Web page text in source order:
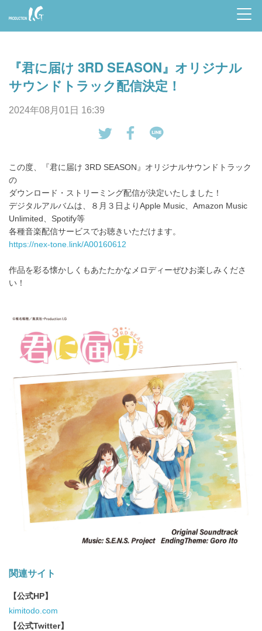
Prod
n I.G
『君に届け 3RD SEASON』オリジナル
サウンドトラック配信決定！
2024年08月01日 16:39
る
ok
で
ェ
る
送
る
この度、『君に届け 3RD SEASON』オリジナルサウンドトラック
の
ダウンロード・ストリーミング配信が決定いたしました！
デジタルアルバムは、８月３日よりApple Music、Amazon Music
Unlimited、Spotify等
各種音楽配信サービスでお聴きいただけます。
https://nex-tone.link/A00160612
作品を彩る懐かしくもあたたかなメロディーぜひお楽しみくださ
い！
関連サイト
【公式HP】
kimitodo.com
【公式Twitter】